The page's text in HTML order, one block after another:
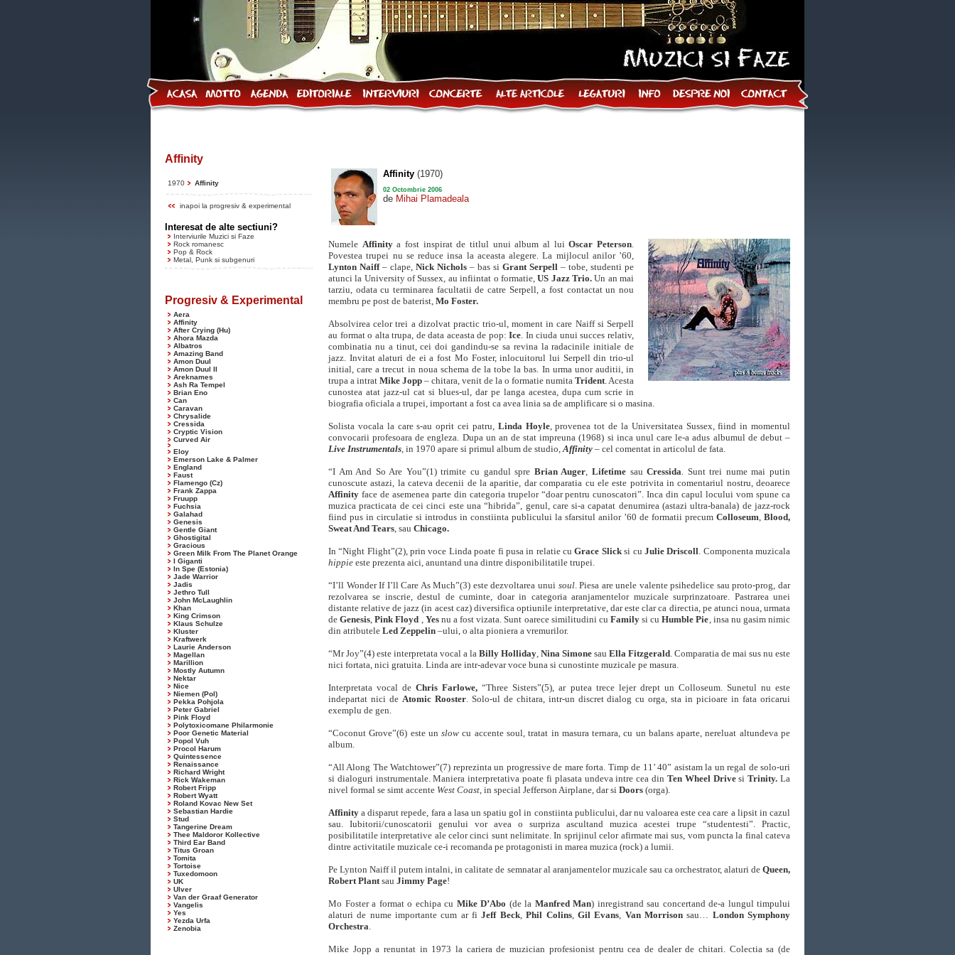
Affinity
1970 Affinity
inapoi la progresiv & experimental
Interesat de alte sectiuni?
Interviurile Muzici si Faze
Rock romanesc
Pop & Rock
Metal, Punk si subgenuri
Progresiv & Experimental
Aera
Affinity
After Crying (Hu)
Ahora Mazda
Albatros
Amazing Band
Amon Duul
Amon Duul II
Areknames
Ash Ra Tempel
Brian Eno
Can
Caravan
Chrysalide
Cressida
Cryptic Vision
Curved Air
Eloy
Emerson Lake & Palmer
England
Faust
Flamengo (Cz)
Frank Zappa
Fruupp
Fuchsia
Galahad
Genesis
Gentle Giant
Ghostigital
Gracious
Green Milk From The Planet Orange
I Giganti
In Spe (Estonia)
Jade Warrior
Jadis
Jethro Tull
John McLaughlin
Khan
King Crimson
Klaus Schulze
Kluster
Kraftwerk
Laurie Anderson
Magellan
Marillion
Mostly Autumn
Nektar
Nice
Niemen (Pol)
Pekka Pohjola
Peter Gabriel
Pink Floyd
Polytoxicomane Philarmonie
Poor Genetic Material
Popol Vuh
Procol Harum
Quintessence
Renaissance
Richard Wright
Rick Wakeman
Robert Fripp
Robert Wyatt
Roland Kovac New Set
Sebastian Hardie
Stud
Tangerine Dream
Thee Maldoror Kollective
Third Ear Band
Titus Groan
Tomita
Tortoise
Tuxedomoon
UK
Ulver
Van der Graaf Generator
Vangelis
Yes
Yezda Urfa
Zenobia
Affinity (1970)
02 Octombrie 2006
de Mihai Plamadeala
Numele Affinitya fost inspirat de titlul unui album al luiOscar Peterson.
Povestea trupei nu se reduce insa la aceasta alegere. La mijlocul anilor ’60,
Lynton Naiff– clape, Nick Nichols – bas si Grant Serpell – tobe, studenti pe
atunci la University of Sussex, au infiintat o formatie,US Jazz Trio.Un an mai
tarziu, odata cu terminarea facultatii de catre Serpell, a fost contactat un nou
membru pe post de baterist, Mo Foster.
Absolvirea celor trei a dizolvat practic trio-ul, moment in care Naiff si Serpell
au format o alta trupa, de data aceasta de pop:Ice. In ciuda unui succes relativ,
combinatia nu a tinut, cei doi gandindu-se sa revina la radacinile initiale de
jazz. Invitat alaturi de ei a fost Mo Foster, inlocuitorul lui Serpell din trio-ul
initial, care a trecut in noua schema de la tobe la bas. In urma unor auditii, in
trupa a intrat Mike Jopp – chitara, venit de la o formatie numita Trident. Acesta
cunostea atat jazz-ul cat si blues-ul, dar pe langa acestea, dupa cum scrie in
biografia oficiala a trupei, important a fost ca avea linia sa de amplificare si o masina.
Solista vocala la care s-au oprit cei patru,Linda Hoyle, provenea tot de la Universitatea Sussex, fiind in momentul
convocarii profesoara de engleza. Dupa un an de stat impreuna (1968) si inca unul care le-a adus albumul de debut –
Live Instrumentals, in 1970 apare si primul album de studio,Affinity – cel comentat in articolul de fata.
“I Am And So Are You”(1) trimite cu gandul spre Brian Auger, Lifetime sau Cressida. Sunt trei nume mai putin
cunoscute astazi, la cateva decenii de la aparitie, dar comparatia cu ele este potrivita in comentariul nostru, deoarece
Affinity face de asemenea parte din categoria trupelor “doar pentru cunoscatori”. Inca din capul locului vom spune ca
muzica practicata de cei cinci este una “hibrida”, genul, care si-a capatat denumirea (astazi ultra-banala) de jazz-rock
fiind pus in circulatie si introdus in constiinta publicului la sfarsitul anilor ’60 de formatii precum Colloseum, Blood,
Sweat And Tears, sau Chicago.
In “Night Flight”(2), prin voce Linda poate fi pusa in relatie cuGrace Slicksi cu Julie Driscoll. Componenta muzicala
hippie este prezenta aici, anuntand una dintre disponibilitatile trupei.
“I’ll Wonder If I’ll Care As Much”(3) este dezvoltarea unui soul. Piesa are unele valente psihedelice sau proto-prog, dar
rezolvarea se inscrie, destul de cuminte, doar in categoria aranjamentelor muzicale surprinzatoare. Pastrarea unei
distante relative de jazz (in acest caz) diversifica optiunile interpretative, dar este clar ca directia, pe atunci noua, urmata
deGenesis,Pink Floyd , Yesnu a fost vizata. Sunt oarece similitudini cu Familysi cuHumble Pie, insa nu gasim nimic
din atributele Led Zeppelin –ului, o alta pioniera a vremurilor.
“Mr Joy”(4) este interpretata vocal a la Billy Holliday, Nina Simone sau Ella Fitzgerald. Comparatia de mai sus nu este
nici fortata, nici gratuita. Linda are intr-adevar voce buna si cunostinte muzicale pe masura.
Interpretata vocal deChris Farlowe, “Three Sisters”(5), ar putea trece lejer drept un Colloseum. Sunetul nu este
indepartat nici de Atomic Rooster. Solo-ul de chitara, intr-un discret dialog cu orga, sta in picioare in fata oricarui
exemplu de gen.
“Coconut Grove”(6) este unslow cu accente soul, tratat in masura ternara, cu un balans aparte, nereluat altundeva pe
album.
“All Along The Watchtower”(7) reprezinta un progressive de mare forta. Timp de 11’ 40” asistam la un regal de solo-uri
si dialoguri instrumentale. Maniera interpretativa poate fi plasata undeva intre cea din Ten Wheel DrivesiTrinity.La
nivel formal se simt accente West Coast, in special Jefferson Airplane, dar si Doors (orga).
Affinity a disparut repede, fara a lasa un spatiu gol in constiinta publicului, dar nu valoarea este cea care a lipsit in cazul
sau. Iubitorii/cunoscatorii genului vor avea o surpriza ascultand muzica acestei trupe “studentesti”. Practic,
posibilitatile interpretative ale celor cinci sunt nelimitate. In sprijinul celor afirmate mai sus, vom puncta la final cateva
dintre activitatile muzicale ce-i recomanda pe protagonisti in marea muzica (rock) a lumii.
Pe Lynton Naiff il putem intalni, in calitate de semnatar al aranjamentelor muzicale sau ca orchestrator, alaturi de Queen,
Robert Plantsau Jimmy Page!
Mo Foster a format o echipa cu Mike D’Abo (de la Manfred Man) inregistrand sau concertand de-a lungul timpului
alaturi de nume importante cum ar fiJeff Beck,Phil Colins, Gil Evans, Van Morrison sau… London Symphony
Orchestra.
Mike Jopp a renuntat in 1973 la cariera de muzician profesionist pentru cea de dealer de chitari. Colectia sa (de